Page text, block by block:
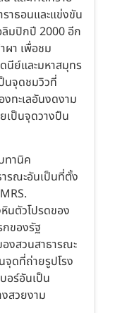
าธอนและแข่งขัน
ลิมปิกปี 2000 อีก
ผา เพื่อชม
นีย์และมหาสมุทร
นจุดชมวิวที่
ทะเลอันงดงาม
เป็นจุดวางปืน
ทานิค
รณะอันเป็นที่ตั้ง
นตัวโปรดของ
กของรัฐ
งสวนสาธารณะ
จุดที่ถ่ายรูปโรง
บอร์อันเป็น
สวยงาม